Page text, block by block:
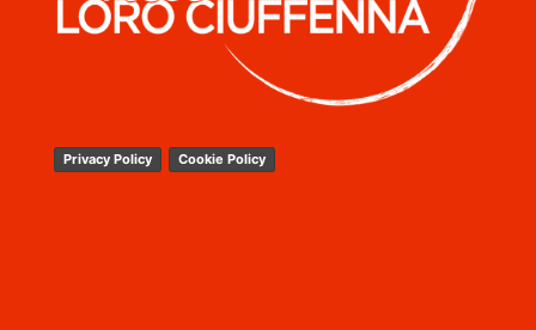
Privacy Policy Cookie Policy